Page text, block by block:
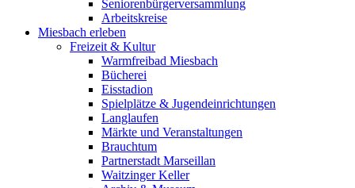
Seniorenbürgerversammlung
Arbeitskreise
Miesbach erleben
Freizeit & Kultur
Warmfreibad Miesbach
Bücherei
Eisstadion
Spielplätze & Jugendeinrichtungen
Langlaufen
Märkte und Veranstaltungen
Brauchtum
Partnerstadt Marseillan
Waitzinger Keller